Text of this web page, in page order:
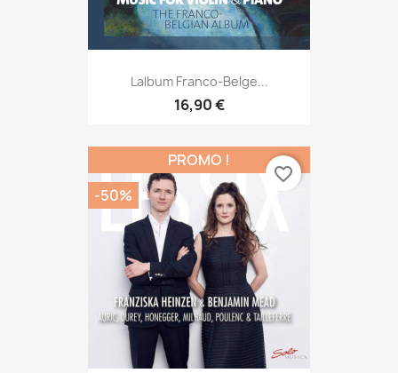
Lalbum Franco-Belge...
16,90 €
PROMO !
-50%
favorite_border